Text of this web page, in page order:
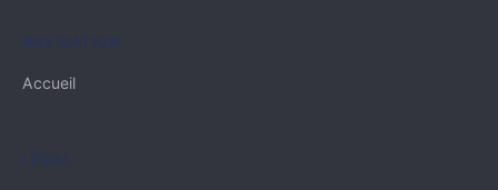
NAVIGATION
Accueil
LÉGAL